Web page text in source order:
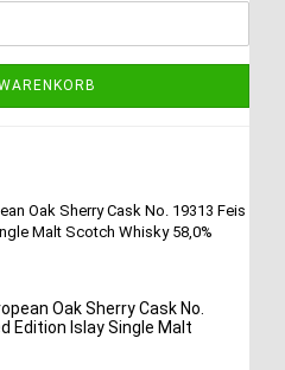
Oak Sherry Cask No.
Edition Islay Single Malt